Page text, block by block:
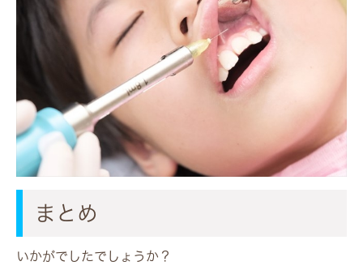
まとめ
いかがでしたでしょうか？